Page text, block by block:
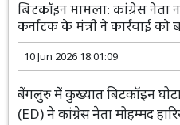
बिटकॉइन मामला: कांग्रेस
कर्नाटक के मंत्री ने कार्रवाई को
10 Jun 2026 18:01:09